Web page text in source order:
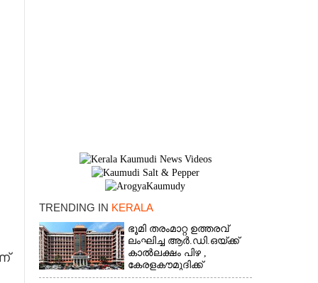
TRENDING IN KERALA
ഭൂമി തരംമാറ്റ ഉത്തരവ്
ലംഘിച്ച ആർ.ഡി.ഒയ്ക്ക്
കാൽലക്ഷം പിഴ ,​
കേരളകൗമുദിക്ക്
ഹൈക്കോടതിയുടെ
×